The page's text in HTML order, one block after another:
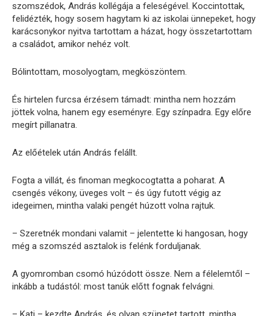
szomszédok, András kollégája a feleségével. Koccintottak,
felidézték, hogy sosem hagytam ki az iskolai ünnepeket, hogy
karácsonykor nyitva tartottam a házat, hogy összetartottam
a családot, amikor nehéz volt.
Bólintottam, mosolyogtam, megköszöntem.
És hirtelen furcsa érzésem támadt: mintha nem hozzám
jöttek volna, hanem egy eseményre. Egy színpadra. Egy előre
megírt pillanatra.
Az előételek után András felállt.
Fogta a villát, és finoman megkocogtatta a poharat. A
csengés vékony, üveges volt – és úgy futott végig az
idegeimen, mintha valaki pengét húzott volna rajtuk.
– Szeretnék mondani valamit – jelentette ki hangosan, hogy
még a szomszéd asztalok is felénk forduljanak.
A gyomromban csomó húzódott össze. Nem a félelemtől –
inkább a tudástól: most tanúk előtt fognak felvágni.